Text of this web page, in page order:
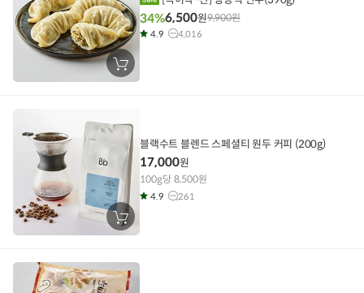
장
바
담
기
34%6,500원9,900원
4.9 4,016
장
바
에
담
기
블랙수트 블렌드 스페셜티 원두 커피 (200g)
17,000원
100g당 8,500원
4.9 261